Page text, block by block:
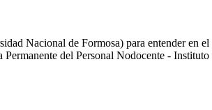
Nacional de Formosa) para entender en
del Personal Nodocente -